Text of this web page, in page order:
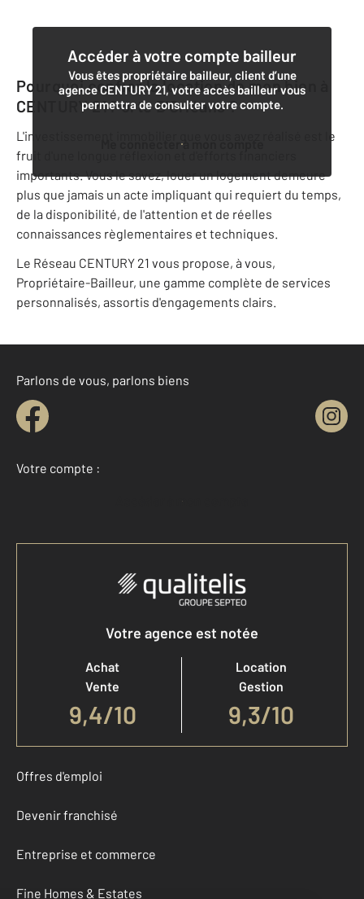
Accéder à votre compte bailleur
Vous êtes propriétaire bailleur, client d’une
agence CENTURY 21, votre accès bailleur vous
permettra de consulter votre compte.
Me connecter à mon compte
Pourquoi confier la location de mon bien à
CENTURY 21 Porte D'Orléans?
L'investissement immobilier que vous avez réalisé est le
fruit d'une longue réflexion et d'efforts financiers
importants. Vous le savez, louer un logement demeure
plus que jamais un acte impliquant qui requiert du temps,
de la disponibilité, de l'attention et de réelles
connaissances règlementaires et techniques.
Le Réseau CENTURY 21 vous propose, à vous,
Propriétaire-Bailleur, une gamme complète de services
personnalisés, assortis d'engagements clairs.
Parlons de vous, parlons biens
Votre compte :
Accéder à mon compte
Votre agence est notée
Achat
Vente
9,4/10
Location
Gestion
9,3/10
Offres d'emploi
Devenir franchisé
Entreprise et commerce
Fine Homes & Estates